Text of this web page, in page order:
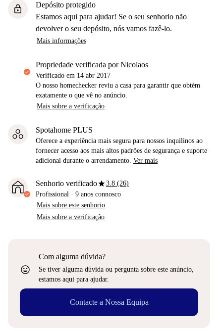
lock
Depósito protegido
Estamos aqui para ajudar! Se o seu senhorio não
devolver o seu depósito, nós vamos fazê-lo.
Mais informações
propriedade verificada por Nicolaos
Verificado em 14 abr 2017
O nosso homechecker reviu a casa para garantir que obtém
exatamente o que vê no anúncio.
Mais sobre a verificação
Spotahome PLUS
Oferece a experiência mais segura para nossos inquilinos ao
fornecer acesso aos mais altos padrões de segurança e suporte
adicional durante o arrendamento. Ver mais
Senhorio verificadostar3.8 (26)
Profissional · 9 anos connosco
Mais sobre este senhorio
Mais sobre a verificação
sentiment_very_satisfied
Com alguma dúvida?
Se tiver alguma dúvida ou pergunta sobre este anúncio,
estamos aqui para ajudar.
Contacte a Nossa Equipa